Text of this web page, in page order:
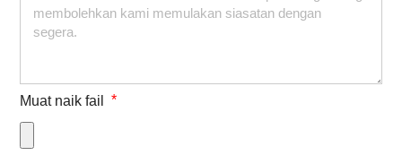
Muat naik fail